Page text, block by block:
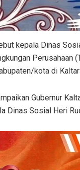
kepala Dinas
Perusahaan
kota di
Gubernur
Dinas Sosial Heri